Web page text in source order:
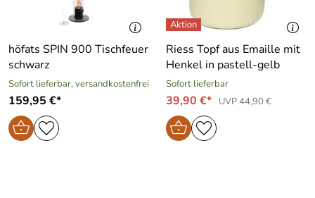
höfats SPIN 900 Tischfeuer
schwarz
Sofort lieferbar, versandkostenfrei
159,95 €*
Riess Topf aus Emaille mit
Henkel in pastell-gelb
Sofort lieferbar
39,90 €* UVP 44,90 €